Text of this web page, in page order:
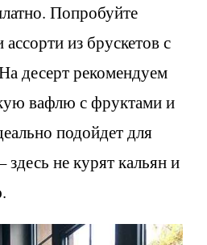
Попробуйте
из брускетов с
десерт рекомендуем
вафлю с фруктами и
подойдет для
не курят кальян и